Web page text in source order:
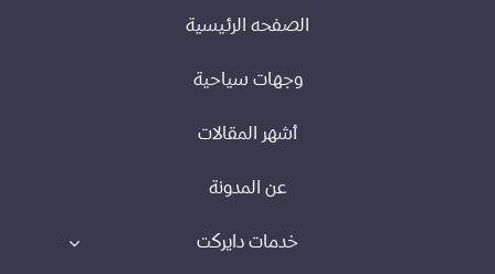
الصفحه الرئيسية
وجهات سياحية
أشهر المقالات
عن المدونة
خدمات دايركت